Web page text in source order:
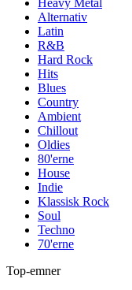
Heavy Metal
Alternativ
Latin
R&B
Hard Rock
Hits
Blues
Country
Ambient
Chillout
Oldies
80'erne
House
Indie
Klassisk Rock
Soul
Techno
70'erne
Top-emner